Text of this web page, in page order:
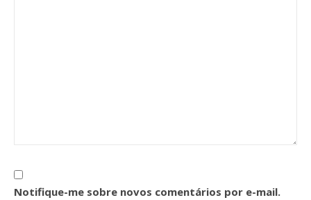
Notifique-me sobre novos comentários por e-mail.